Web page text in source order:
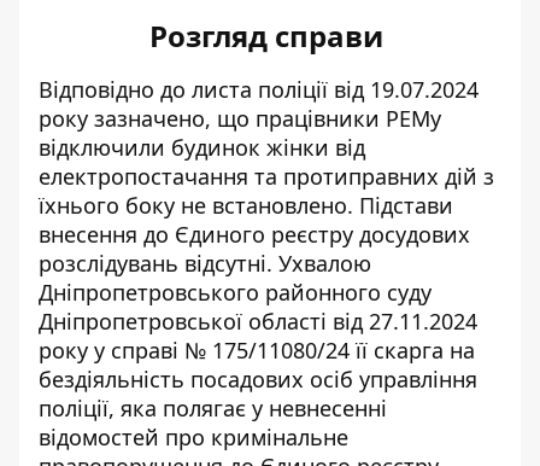
Розгляд справи
Відповідно до листа поліції від 19.07.2024
року зазначено, що працівники РЕМу
відключили будинок жінки від
електропостачання та протиправних дій з
їхнього боку не встановлено. Підстави
внесення до Єдиного реєстру досудових
розслідувань відсутні. Ухвалою
Дніпропетровського районного суду
Дніпропетровської області від 27.11.2024
року у справі № 175/11080/24 її скарга на
бездіяльність посадових осіб управління
поліції, яка полягає у невнесенні
відомостей про кримінальне